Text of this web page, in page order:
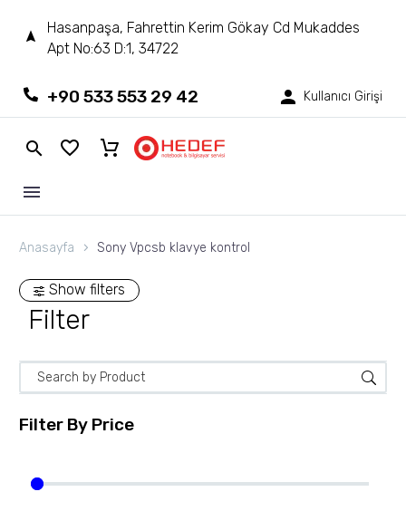
Hasanpaşa, Fahrettin Kerim Gökay Cd Mukaddes
Apt No:63 D:1, 34722
+90 533 553 29 42 Kullanıcı Girişi
Anasayfa Sony Vpcsb klavye kontrol
Show filters
Filter
Filter By Price